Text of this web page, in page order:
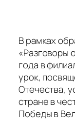
В рамках
«Разговоры
года в
урок,
Отечества,
стране в
Победы в